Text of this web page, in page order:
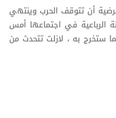
أن تتوقف الحرب وينتهي
الرباعية في اجتماعها أمس
ستخرج به ، لازلت تتحدث من